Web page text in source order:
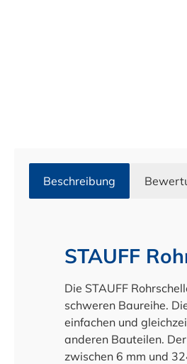
Beschreibung
STAUFF
Die STAUFF
schweren Baureihe.
einfachen und
anderen Bauteilen.
zwischen 6 mm und